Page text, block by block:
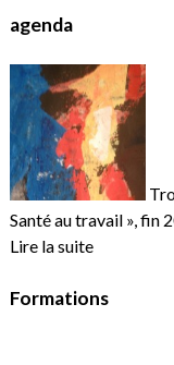
agenda
Santé au travail », fin
Lire la suite
Formations